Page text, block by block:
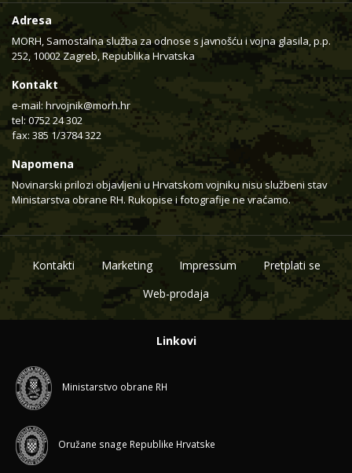
Adresa
MORH, Samostalna služba za odnose s javnošću i vojna glasila, p.p.
252, 10002 Zagreb, Republika Hrvatska
Kontakt
e-mail: hrvojnik@morh.hr
tel: 0752 24 302
fax: 385 1/3784 322
Napomena
Novinarski prilozi objavljeni u Hrvatskom vojniku nisu službeni stav
Ministarstva obrane RH. Rukopise i fotografije ne vraćamo.
Kontakti Marketing Impressum
Pretplati se
Web-prodaja
Linkovi
Ministarstvo obrane RH
Oružane snage Republike Hrvatske